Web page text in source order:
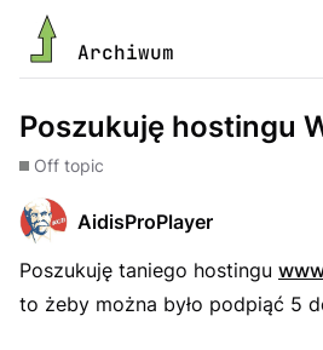
Archiwum
Poszukuję hostingu
Off topic
AidisProPlayer
Poszukuję taniego hostingu
to żeby można było podpiąć 5